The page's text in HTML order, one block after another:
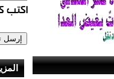
اكتب